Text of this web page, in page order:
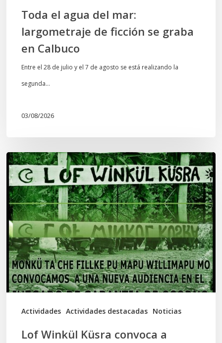
Toda el agua del mar:
largometraje de ficción se graba
en Calbuco
Entre el 28 de julio y el 7 de agosto se está realizando la
segunda…
03/08/2026
Actividades Actividades destacadas Noticias
Lof
Winkül
Küsra
convoca
a
apoyar
audiencia
en
Juzgado
Lof Winkül Küsra convoca a